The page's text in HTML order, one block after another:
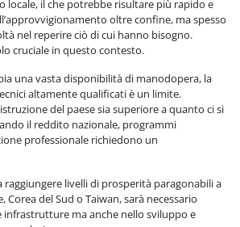
locale, il che potrebbe risultare più rapido e
oltre confine, ma spesso
nel reperire ciò di cui hanno bisogno.
cruciale in questo contesto.
una vasta disponibilità di manodopera, la
altamente qualificati è un limite.
del paese sia superiore a quanto ci si
il reddito nazionale, programmi
professionale richiedono un
raggiungere livelli di prosperità paragonabili a
Corea del Sud o Taiwan, sarà necessario
infrastrutture ma anche nello sviluppo e